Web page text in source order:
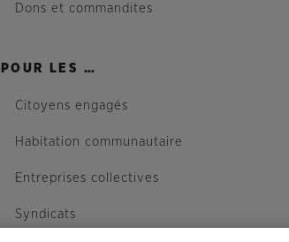
Dons et commandites
POUR LES …
Citoyens engagés
Habitation communautaire
Entreprises collectives
Syndicats